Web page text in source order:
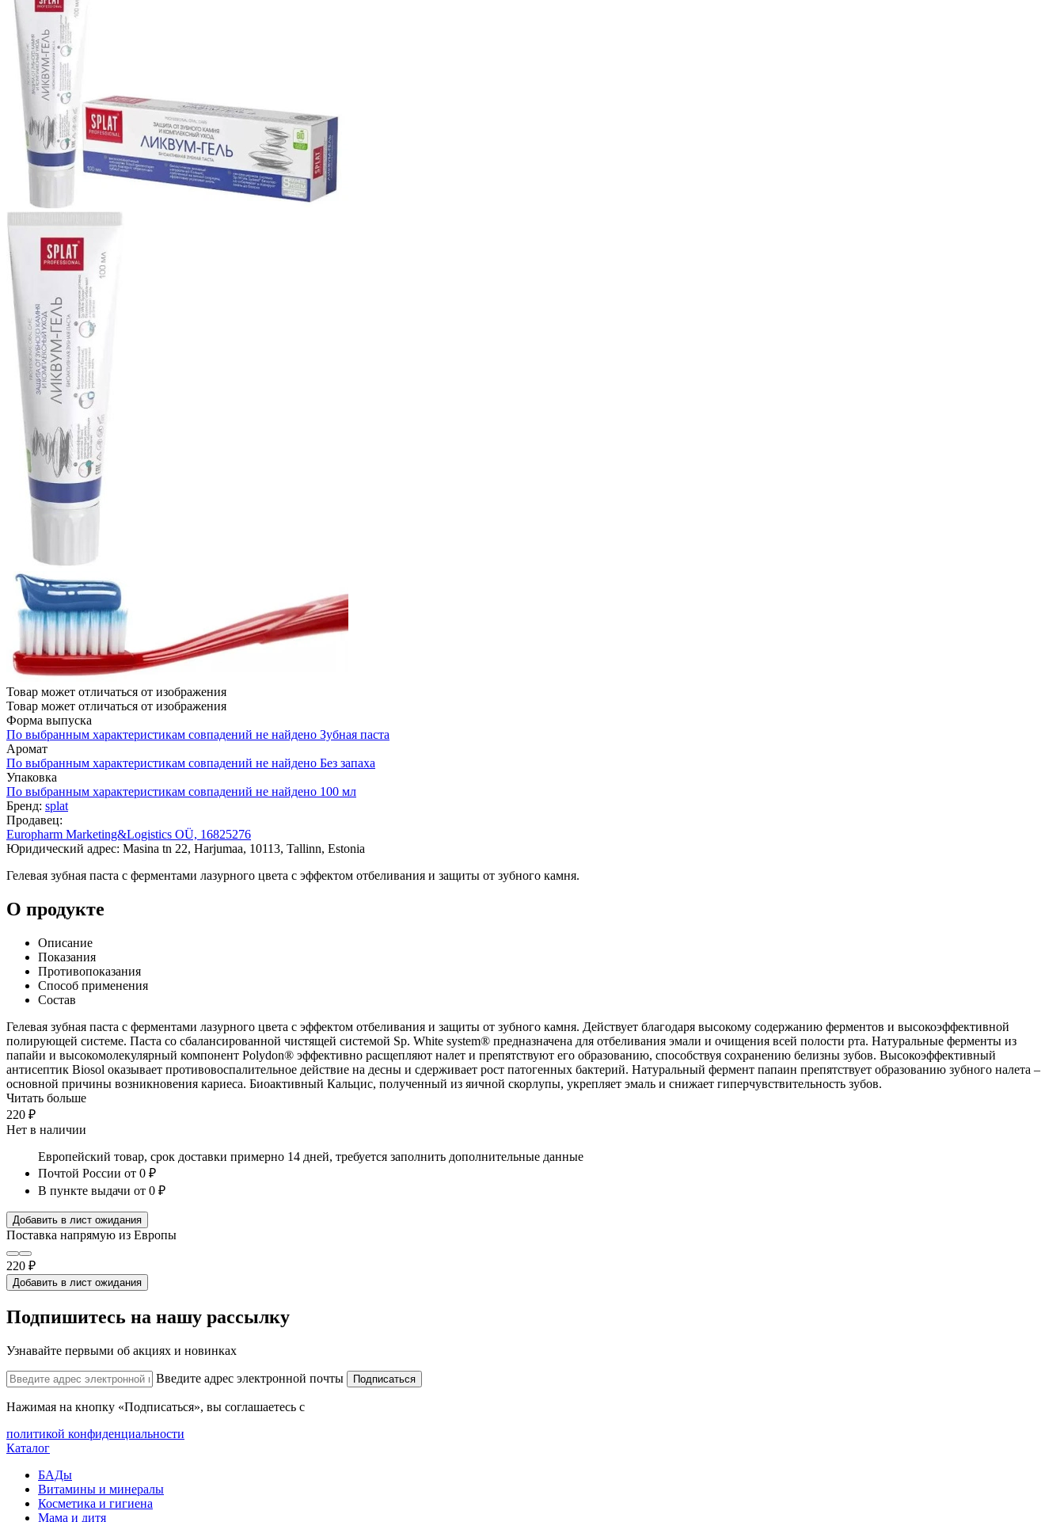
Товар может отличаться от изображения
Товар может отличаться от изображения
Форма выпуска
По выбранным характеристикам совпадений не найдено Зубная паста
Аромат
По выбранным характеристикам совпадений не найдено Без запаха
Упаковка
По выбранным характеристикам совпадений не найдено 100 мл
Бренд: splat
Продавец:
Europharm Marketing&Logistics OÜ, 16825276
Юридический адрес: Masina tn 22, Harjumaa, 10113, Tallinn, Estonia
Гелевая зубная паста с ферментами лазурного цвета с эффектом отбеливания и защиты от зубного камня.
О продукте
Описание
Показания
Противопоказания
Способ применения
Состав
Гелевая зубная паста с ферментами лазурного цвета с эффектом отбеливания и защиты от зубного камня. Действует благодаря высокому содержанию ферментов и высокоэффективной
полирующей системе. Паста со сбалансированной чистящей системой Sp. White system® предназначена для отбеливания эмали и очищения всей полости рта. Натуральные ферменты из
папайи и высокомолекулярный компонент Polydon® эффективно расщепляют налет и препятствуют его образованию, способствуя сохранению белизны зубов. Высокоэффективный
антисептик Biosol оказывает противовоспалительное действие на десны и сдерживает рост патогенных бактерий. Натуральный фермент папаин препятствует образованию зубного налета –
основной причины возникновения кариеса. Биоактивный Кальцис, полученный из яичной скорлупы, укрепляет эмаль и снижает гиперчувствительность зубов.
Читать больше
220 ₽
Нет в наличии
Европейский товар, срок доставки примерно 14 дней, требуется заполнить дополнительные данные
Почтой России от 0 ₽
В пункте выдачи от 0 ₽
Добавить в лист ожидания
Поставка напрямую из Европы
220 ₽
Добавить в лист ожидания
Подпишитесь на нашу рассылку
Узнавайте первыми об акциях и новинках
Введите адрес электронной почты Подписаться
Нажимая на кнопку «Подписаться», вы соглашаетесь с
политикой конфиденциальности
Каталог
БАДы
Витамины и минералы
Косметика и гигиена
Мама и дитя